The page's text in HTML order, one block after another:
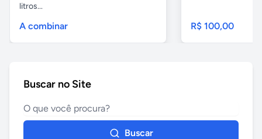
litros...
A combinar R$ 100,00
Buscar no Site
Buscar